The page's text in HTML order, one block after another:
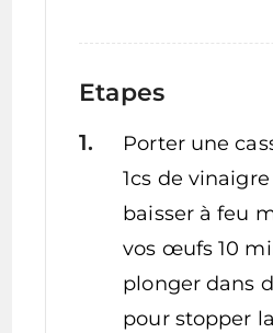
Etapes
Porter une
1cs de
baisser à feu
vos œufs 10
plonger dans
pour stopper